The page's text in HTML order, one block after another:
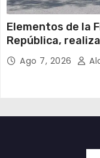
Elementos de la
República,
clausuraron una
fraccionamiento
Ago 7, 2026